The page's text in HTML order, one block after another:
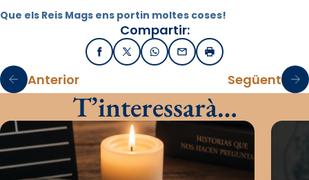
Que els Reis Mags ens portin moltes coses!
Compartir:
FacebookX / TwitterWhatsApp
EmailImprimir
Anterior Següent
T’interessarà…